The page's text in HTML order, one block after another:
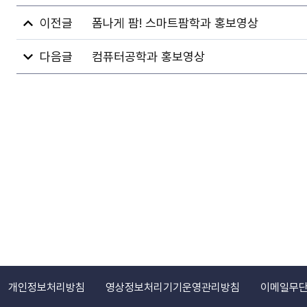
폼나게 팜! 스마트팜학과 홍보영상
컴퓨터공학과 홍보영상
개인정보처리방침 영상정보처리기기운영관리방침 이메일무